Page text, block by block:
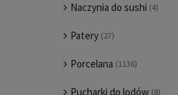
Naczynia do sushi (4)
Patery (27)
Porcelana (1136)
Pucharki do lodów (8)